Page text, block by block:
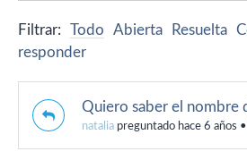
Filtrar: Todo Abierta Resuelta
responder
Quiero saber el nombre
natalia preguntado hace 6 años •